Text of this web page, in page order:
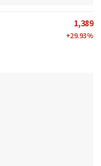
1,389
+29.93%